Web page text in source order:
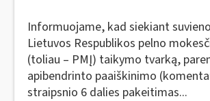
Informuojame, kad siekiant
Lietuvos Respublikos pelno
(toliau – PMĮ) taikymo tvarką,
apibendrinto paaiškinimo
straipsnio 6 dalies pakeitimas...